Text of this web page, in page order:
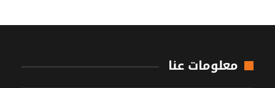
معلومات عنا